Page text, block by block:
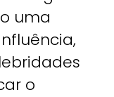
uma
o